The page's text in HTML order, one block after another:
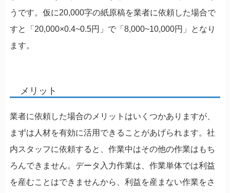
うです。仮に20,000字の紙原稿を業者に依頼した場合で
すと「20,000×0.4~0.5円」で「8,000~10,000円」となり
ます。
メリット
業者に依頼した場合のメリットはいくつかありますが、
まずは人材を有効に活用できることがあげられます。社
内スタッフに依頼すると、作業中はその他の作業はもち
ろんできません。データ入力作業は、作業単体では利益
を産むことはできませんから、利益を産まない作業をさ